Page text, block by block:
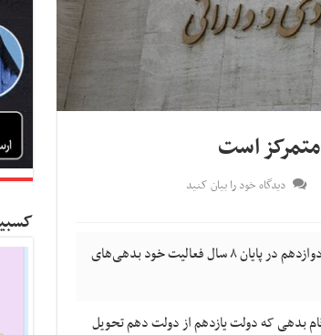
است
دیدگاه خود را بیان کنید
کسب و کار نیوز- وزارت اقتصاد اعلام کرد: دولت‌های یازدهم و دوازدهم در پایان ۸ سال فعالیت خود بدهی‌های
بدهی که دولت یازدهم از دولت دهم تحویل